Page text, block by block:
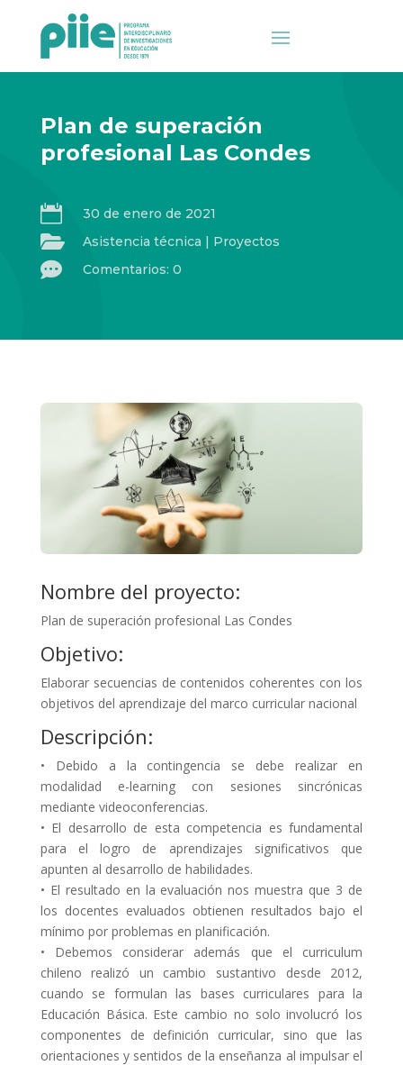
Plan de superación
profesional Las Condes
 30 de enero de 2021
 Asistencia técnica | Proyectos
 Comentarios: 0
Nombre del proyecto:
Plan de superación profesional Las Condes
Objetivo:
Elaborar secuencias de contenidos coherentes con los
objetivos del aprendizaje del marco curricular nacional
Descripción:
• Debido a la contingencia se debe realizar en
modalidad e-learning con sesiones sincrónicas
mediante videoconferencias.
• El desarrollo de esta competencia es fundamental
para el logro de aprendizajes significativos que
apunten al desarrollo de habilidades.
• El resultado en la evaluación nos muestra que 3 de
los docentes evaluados obtienen resultados bajo el
mínimo por problemas en planificación.
• Debemos considerar además que el curriculum
chileno realizó un cambio sustantivo desde 2012,
cuando se formulan las bases curriculares para la
Educación Básica. Este cambio no solo involucró los
componentes de definición curricular, sino que las
orientaciones y sentidos de la enseñanza al impulsar el